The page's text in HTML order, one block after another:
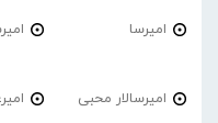
امیرسا
امیرسالار محبی